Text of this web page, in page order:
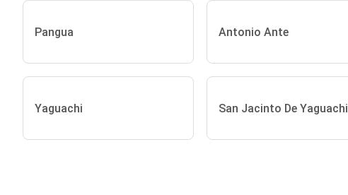
Pangua Antonio Ante
Yaguachi San Jacinto De Yaguachi